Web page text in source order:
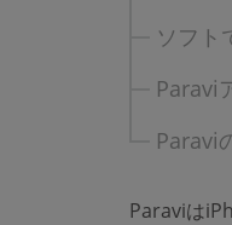
ソフト
Paravi
Paravi
Paraviは